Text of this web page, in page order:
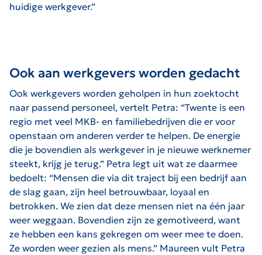
huidige werkgever.”
Ook aan werkgevers worden gedacht
Ook werkgevers worden geholpen in hun zoektocht
naar passend personeel, vertelt Petra: “Twente is een
regio met veel MKB- en familiebedrijven die er voor
openstaan om anderen verder te helpen. De energie
die je bovendien als werkgever in je nieuwe werknemer
steekt, krijg je terug.” Petra legt uit wat ze daarmee
bedoelt: “Mensen die via dit traject bij een bedrijf aan
de slag gaan, zijn heel betrouwbaar, loyaal en
betrokken. We zien dat deze mensen niet na één jaar
weer weggaan. Bovendien zijn ze gemotiveerd, want
ze hebben een kans gekregen om weer mee te doen.
Ze worden weer gezien als mens.” Maureen vult Petra